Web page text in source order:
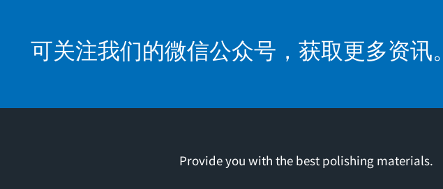
可关注我们的微信公众号，获取更多资讯。
Provide you with the best polishing materials.